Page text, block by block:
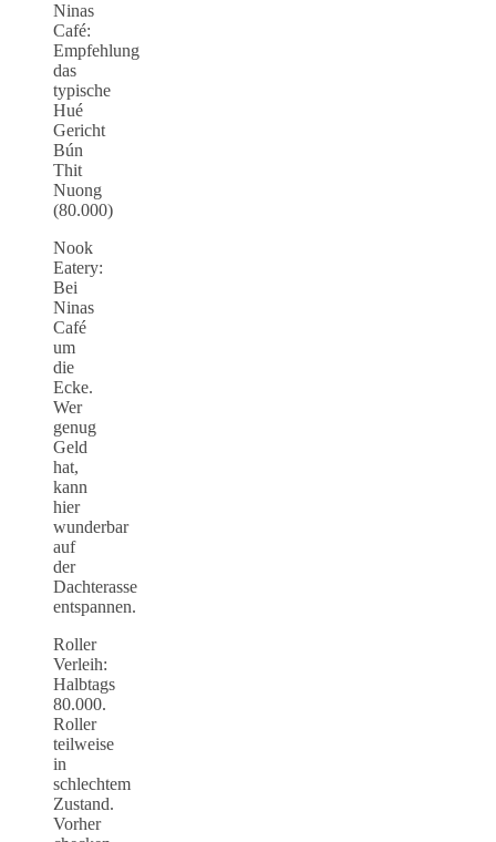
Ninas
Café:
Empfehlung
das
typische
Hué
Gericht
Bún
Thit
Nuong
(80.000)
Nook
Eatery:
Bei
Ninas
Café
um
die
Ecke.
Wer
genug
Geld
hat,
kann
hier
wunderbar
auf
der
Dachterasse
entspannen.
Roller
Verleih:
Halbtags
80.000.
Roller
teilweise
in
schlechtem
Zustand.
Vorher